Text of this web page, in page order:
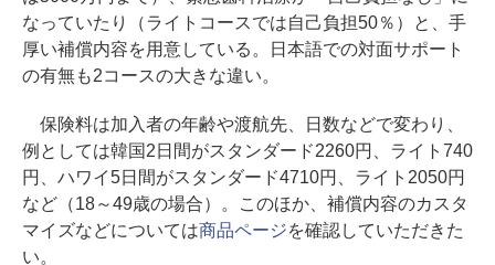
なっていたり（ライトコースでは自己負担50％）と、手
厚い補償内容を用意している。日本語での対面サポート
の有無も2コースの大きな違い。
保険料は加入者の年齢や渡航先、日数などで変わり、
例としては韓国2日間がスタンダード2260円、ライト740
円、ハワイ5日間がスタンダード4710円、ライト2050円
など（18～49歳の場合）。このほか、補償内容のカスタ
マイズなどについては商品ページを確認していただきた
い。